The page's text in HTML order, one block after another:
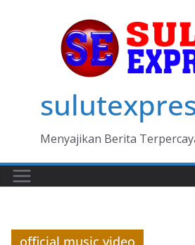
Menyajikan Berita
official music video